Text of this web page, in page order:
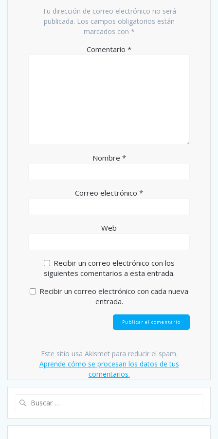
Tu dirección de correo electrónico no será
publicada. Los campos obligatorios están
marcados con *
Comentario *
Nombre *
Correo electrónico *
Web
Recibir un correo electrónico con los
siguientes comentarios a esta entrada.
Recibir un correo electrónico con cada nueva
entrada.
Este sitio usa Akismet para reducir el spam.
Aprende cómo se procesan los datos de tus
comentarios.